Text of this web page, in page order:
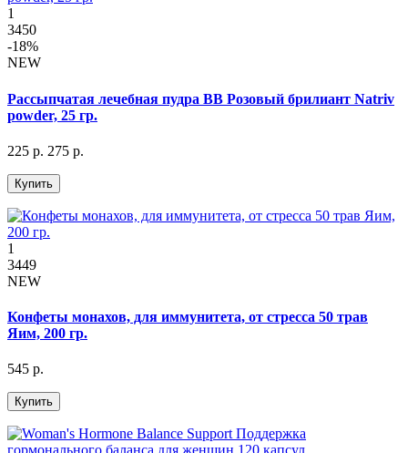
1
3450
-18%
NEW
Рассыпчатая лечебная пудра BB Розовый брилиант Natriv
powder, 25 гр.
225 р. 275 р.
Купить
1
3449
NEW
Конфеты монахов, для иммунитета, от стресса 50 трав
Яим, 200 гр.
545 р.
Купить